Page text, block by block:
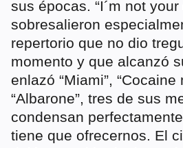
sus épocas. “I´m not your
sobresalieron
repertorio que no dio
momento y que alcanzó
enlazó “Miami”, “Cocaine
“Albarone”, tres de sus
condensan
tiene que ofrecernos. El